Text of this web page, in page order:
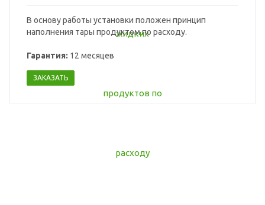
В основу работы установки положен принцип
наполнения тары продуктом по расходу.
Гарантия: 12 месяцев
ЗАКАЗАТЬ